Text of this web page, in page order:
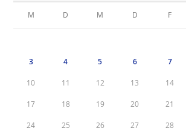
M D M D F
3 4 5 6 7
10 11 12 13 14
17 18 19 20 21
24 25 26 27 28